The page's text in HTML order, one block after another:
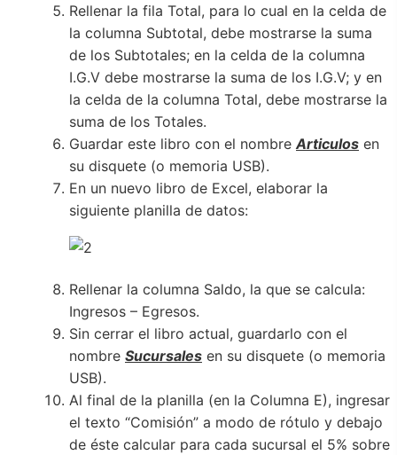
Rellenar la fila Total, para lo cual en la celda de
la columna Subtotal, debe mostrarse la suma
de los Subtotales; en la celda de la columna
I.G.V debe mostrarse la suma de los I.G.V; y en
la celda de la columna Total, debe mostrarse la
suma de los Totales.
Guardar este libro con el nombre Articulos en
su disquete (o memoria USB).
En un nuevo libro de Excel, elaborar la
siguiente planilla de datos:
Rellenar la columna Saldo, la que se calcula:
Ingresos – Egresos.
Sin cerrar el libro actual, guardarlo con el
nombre Sucursales en su disquete (o memoria
USB).
Al final de la planilla (en la Columna E), ingresar
el texto “Comisión” a modo de rótulo y debajo
de éste calcular para cada sucursal el 5% sobre